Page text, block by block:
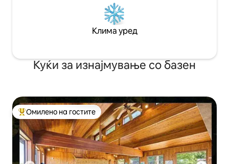
Клима уред
Куќи за изнајмување со базен
Меѓу најуспешните „Омилени на гостите“
Омилено на гостите